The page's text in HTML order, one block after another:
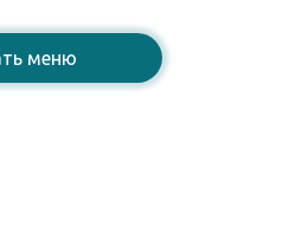
меню